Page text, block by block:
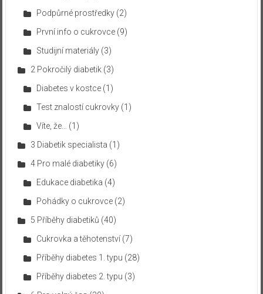
Podpůrné prostředky(2)
První info o cukrovce(9)
Studijní materiály(3)
2 Pokročilý diabetik(3)
Diabetes v kostce(1)
Test znalostí cukrovky(1)
Víte, že…
(1)
3 Diabetik specialista (1)
4 Pro malé diabetiky(6)
Edukace diabetika (4)
Pohádky o cukrovce(2)
5 Příběhy diabetiků (40)
Cukrovka a těhotenství(7)
Příběhy diabetes 1. typu (28)
Příběhy diabetes 2. typu (3)